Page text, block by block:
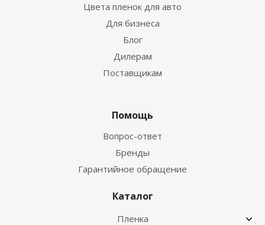
Цвета пленок для авто
Для бизнеса
Блог
Дилерам
Поставщикам
Помощь
Вопрос-ответ
Бренды
Гарантийное обращение
Каталог
Пленка